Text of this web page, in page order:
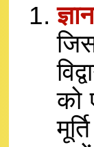
को